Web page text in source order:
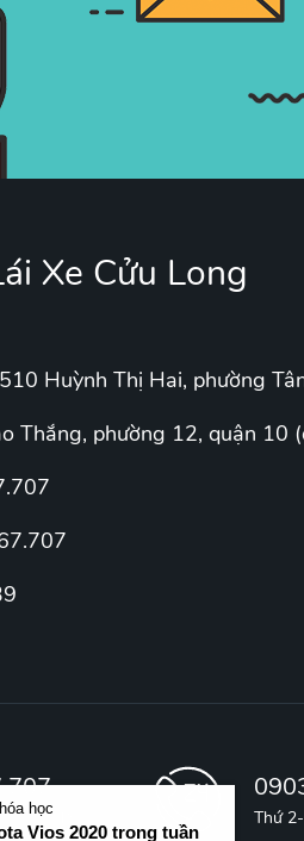
Xe Cửu Long
510 Huỳnh Thị Hai, phường
Thắng, phường 12, quận 10
(8h-18h) Thứ
học
Vios 2020 trong tuần